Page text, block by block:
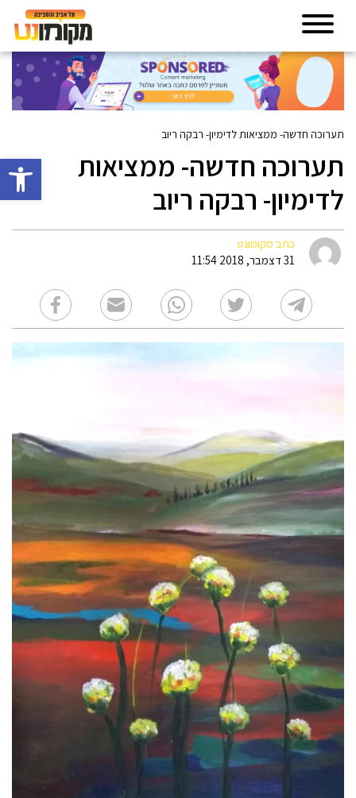
פתח
תערוכה חדשה- ממציאות לדימיון- רבקה ריוב
תערוכה חדשה- ממציאות
לדימיון- רבקה ריוב
כתב מקומונט
31 דצמבר, 2018 11:54